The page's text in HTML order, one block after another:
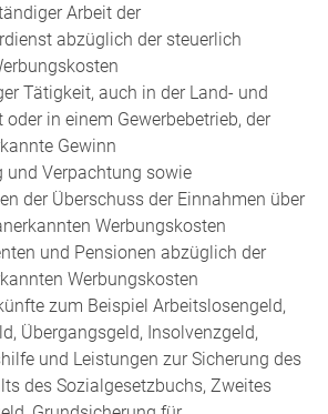
Arbeit der
abzüglich der steuerlich
Tätigkeit, auch in der Land- und
in einem Gewerbebetrieb, der
Gewinn
und Verpachtung sowie
der Überschuss der Einnahmen über
Werbungskosten
und Pensionen abzüglich der
Werbungskosten
zum Beispiel Arbeitslosengeld,
Übergangsgeld, Insolvenzgeld,
und Leistungen zur Sicherung des
des Sozialgesetzbuchs, Zweites